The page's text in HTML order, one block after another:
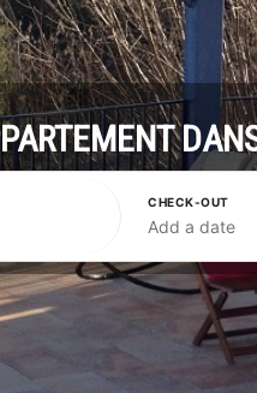
CHECK-OUT
Add a date